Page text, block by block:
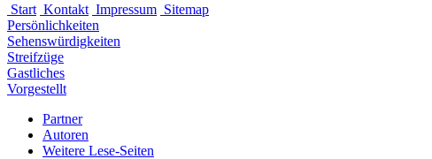
Start Kontakt Impressum Sitemap
Persönlichkeiten
Sehenswürdigkeiten
Streifzüge
Gastliches
Vorgestellt
Partner
Autoren
Weitere Lese-Seiten